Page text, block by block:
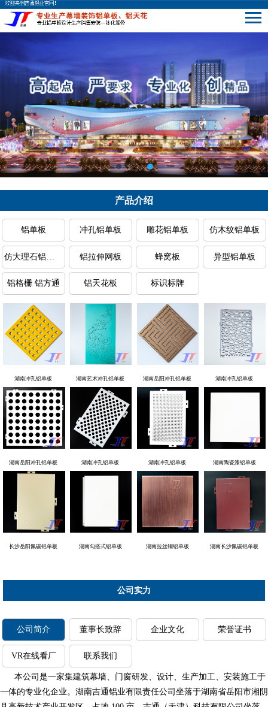
产品介绍
铝单板 冲孔铝单板 雕花铝单板 仿木纹铝单板
铝拉伸网板 蜂窝板 异型铝单板
铝格栅 铝方通 铝天花板 标识标牌
湖南冲孔铝单板 湖南艺术冲孔铝单板 湖南岳阳冲孔铝单板 湖南冲孔铝单板
湖南岳阳冲孔铝单板 湖南冲孔铝单板 湖南冲孔铝单板 湖南陶瓷漆铝单板
长沙岳阳氟碳铝单板 湖南勾搭式铝单板 湖南拉丝铜铝单板 湖南长沙氟碳铝单板
公司实力
公司简介 董事长致辞 企业文化 荣誉证书
VR在线看厂 联系我们
本公司是一家集建筑幕墙、门窗研发、设计、生产加工、安装施工于
一体的专业化企业。湖南吉通铝业有限责任公司坐落于湖南省岳阳市湘阴